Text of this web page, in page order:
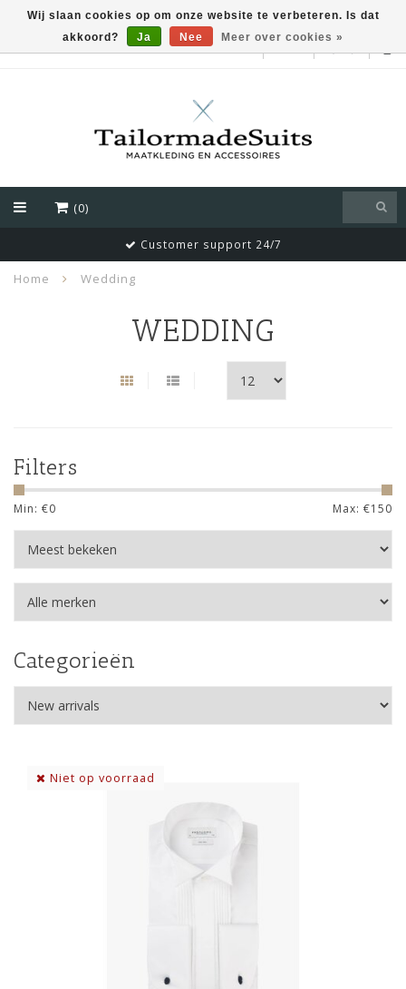
EUR
(0)
Customer support 24/7
Home Wedding
WEDDING
Filters
Min: €0 Max: €150
Categorieën
Niet op voorraad
Wij slaan cookies op om onze website te verbeteren. Is dat
akkoord?
Ja Nee Meer over cookies »